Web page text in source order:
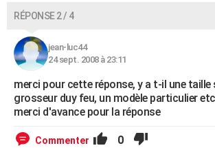
RÉPONSE 2 / 4
jean-luc44
24 sept. 2008 à 23:11
merci pour cette réponse, y a t-il une taille
grosseur duy feu, un modèle particulier
merci d'avance pour la réponse
Commenter 0